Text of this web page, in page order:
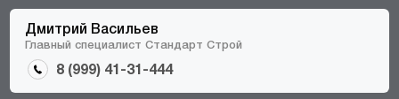
Дмитрий Васильев
Главный специалист Стандарт Строй
8 (999) 41-31-444